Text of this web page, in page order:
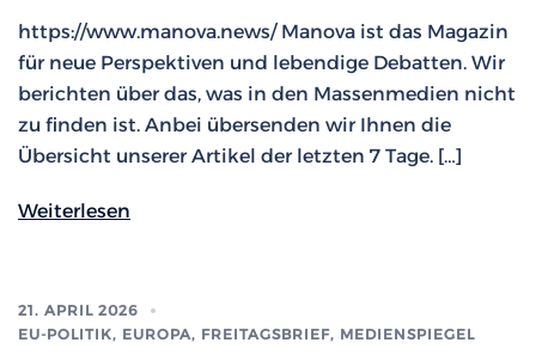
https://www.manova.news/ Manova ist das Magazin
für neue Perspektiven und lebendige Debatten. Wir
berichten über das, was in den Massenmedien nicht
zu finden ist. Anbei übersenden wir Ihnen die
Übersicht unserer Artikel der letzten 7 Tage. […]
Weiterlesen
21. APRIL 2026
EU-POLITIK, EUROPA, FREITAGSBRIEF, MEDIENSPIEGEL